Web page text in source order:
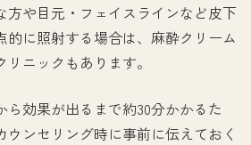
方や目元・フェイスラインなど皮下
的に照射する場合は、麻酔クリーム
ニックもあります。
ら効果が出るまで約30分かかるた
ウンセリング時に事前に伝えておく